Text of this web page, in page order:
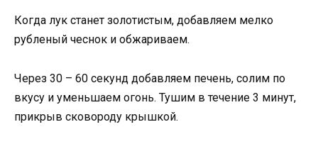
Когда лук станет золотистым, добавляем мелко
рубленый чеснок и обжариваем.
Через 30 – 60 секунд добавляем печень, солим по
вкусу и уменьшаем огонь. Тушим в течение 3 минут,
прикрыв сковороду крышкой.